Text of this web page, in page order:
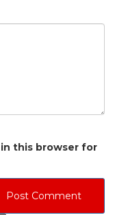
in this browser for